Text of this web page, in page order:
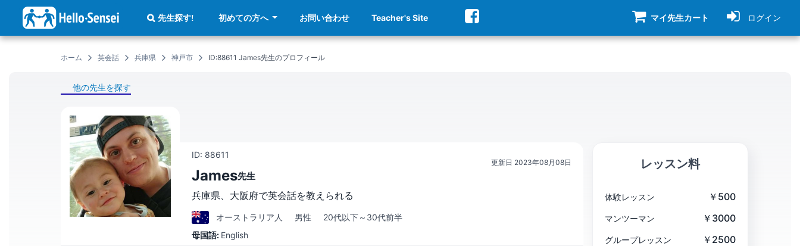
ン
先生探す! 初めての方へ お問い合わせ Teacher's Site マイ先生カート ログイン
ホーム 英会話 兵庫県 神戸市 ID:88611 James先生のプロフィール
他の先生を探す
ID: 88611
James先生
兵庫県、大阪府で英会話を教えられる
オーストラリア 人 男性
20代以下～30代前半
母国語: English
更新日 2023年08月08日 レッスン料
体験レッスン ￥500
マンツーマン ￥3000
グループレッスン ￥2500